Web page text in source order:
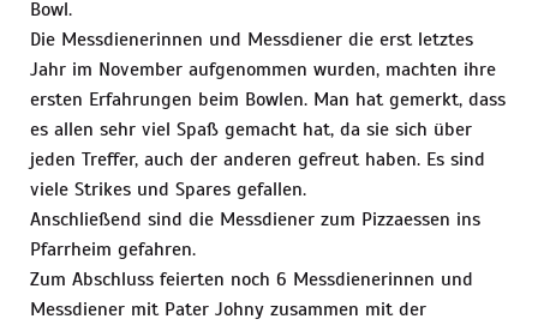
Bowl.
Die Messdienerinnen und Messdiener die erst letztes
Jahr im November aufgenommen wurden, machten ihre
ersten Erfahrungen beim Bowlen. Man hat gemerkt, dass
es allen sehr viel Spaß gemacht hat, da sie sich über
jeden Treffer, auch der anderen gefreut haben. Es sind
viele Strikes und Spares gefallen.
Anschließend sind die Messdiener zum Pizzaessen ins
Pfarrheim gefahren.
Zum Abschluss feierten noch 6 Messdienerinnen und
Messdiener mit Pater Johny zusammen mit der